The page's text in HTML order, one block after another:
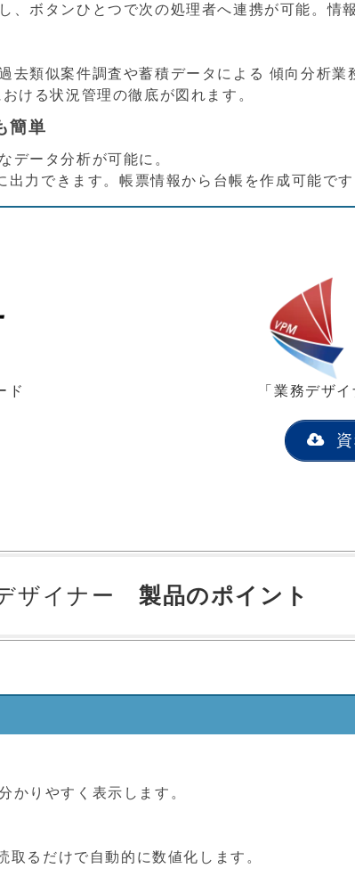
ボタンひとつで次の処理者へ連携が可能。情
類似案件調査や蓄積データによる 傾向分析業
ける状況管理の徹底が図れます。
簡単
データ分析が可能に。
力できます。帳票情報から台帳を作成可能です
ド 「業務デザ
ザイナー製品のポイント
かりやすく表示します。
るだけで自動的に数値化します。